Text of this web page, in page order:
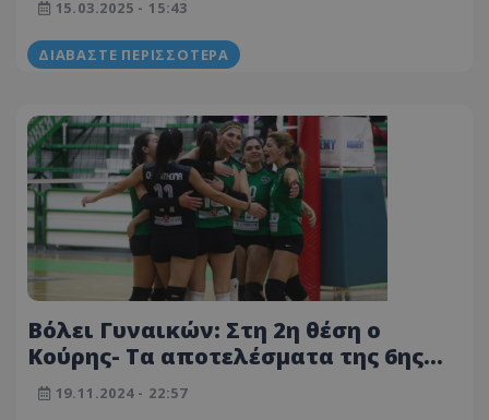
μας κάνουν περήφανους!»
15.03.2025 - 15:43
ΔΙΑΒΆΣΤΕ ΠΕΡΙΣΣΌΤΕΡΑ
Βόλει Γυναικών: Στη 2η θέση ο
Κούρης- Tα αποτελέσματα της 6ης
αγωνιστικής
19.11.2024 - 22:57